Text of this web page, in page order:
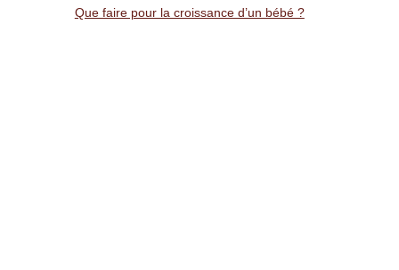
Que faire pour la croissance d’un bébé ?